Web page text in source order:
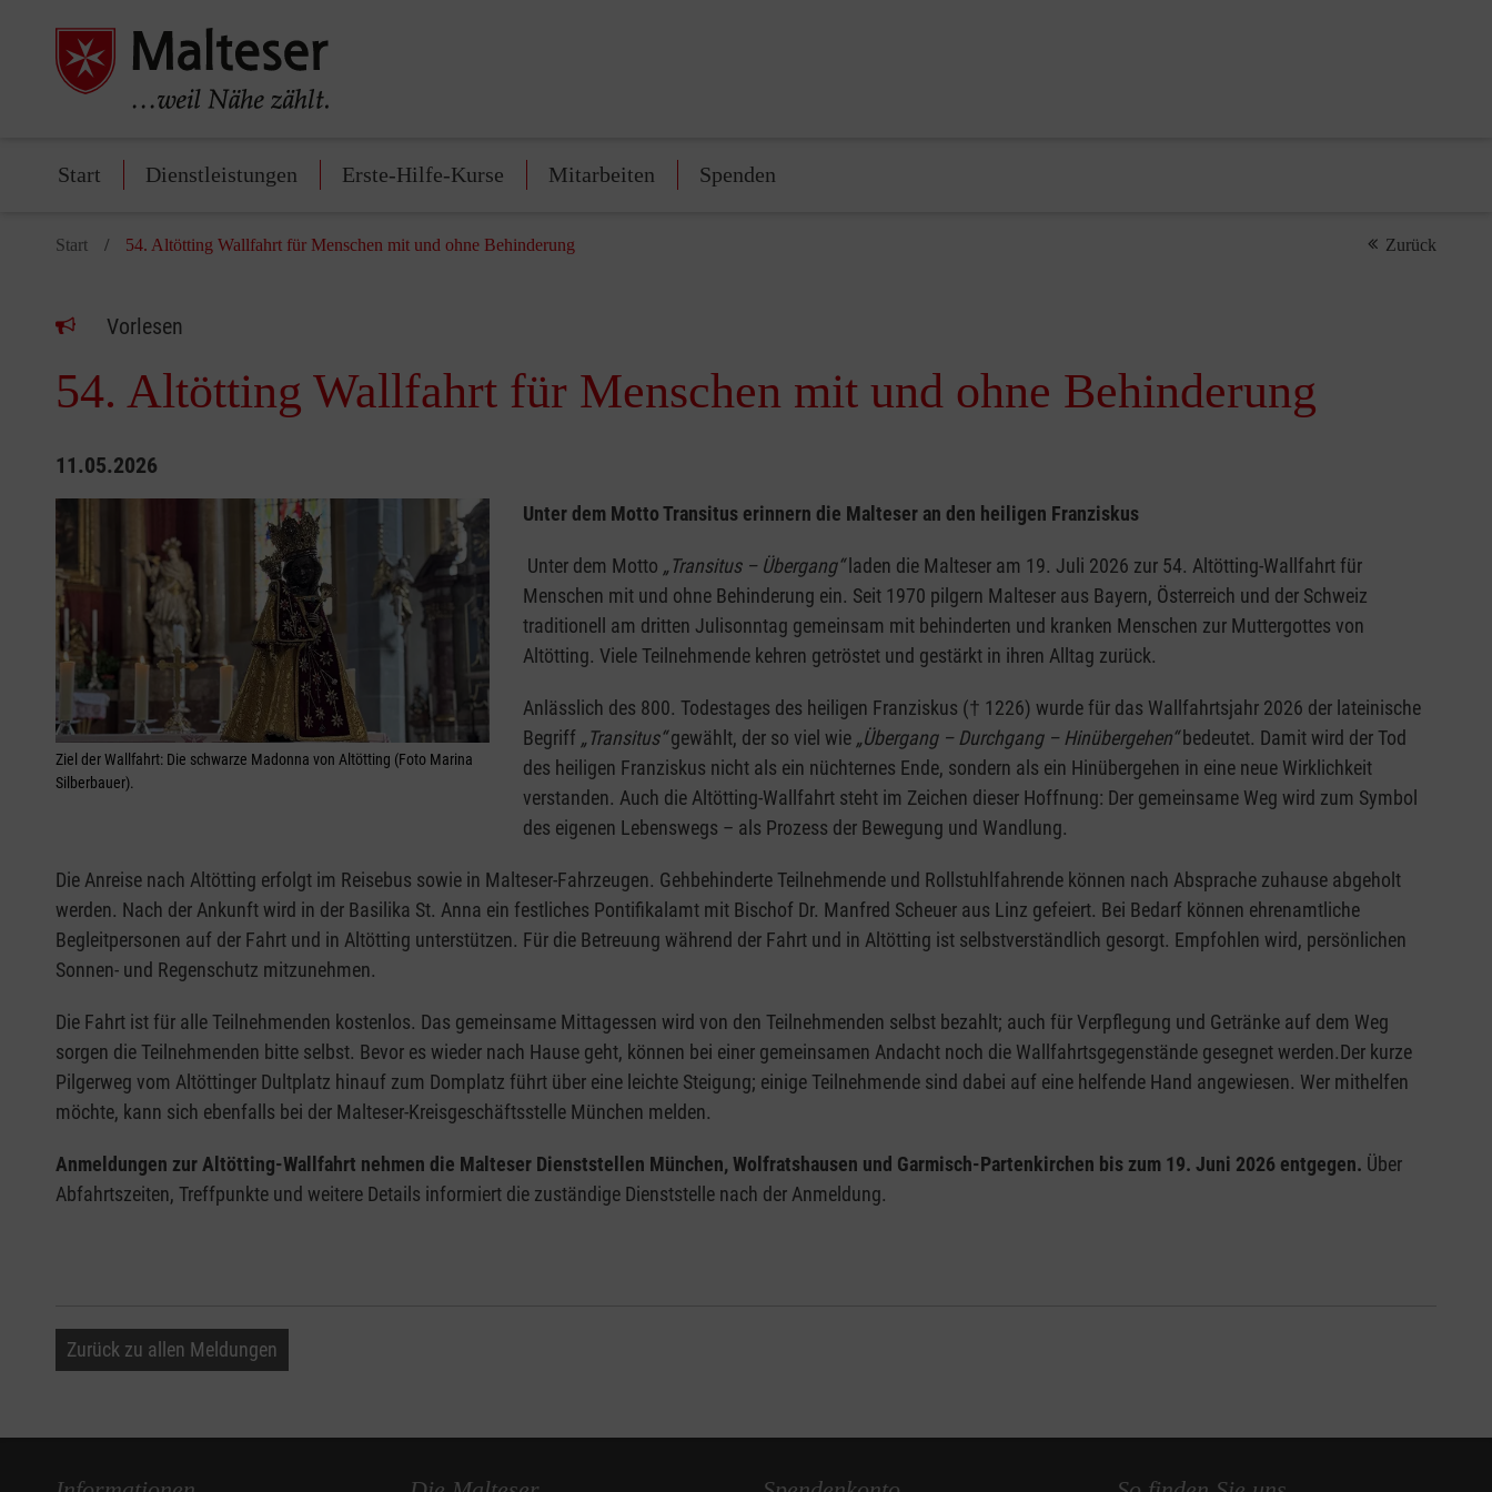
Start Dienstleistungen Erste-Hilfe-Kurse Mitarbeiten Spenden
Start 54. Altötting Wallfahrt für Menschen mit und ohne Behinderung Zurück
Vorlesen
54. Altötting Wallfahrt für Menschen mit und ohne Behinderung
11.05.2026
Ziel der Wallfahrt: Die schwarze Madonna von Altötting (Foto Marina
Silberbauer).
Unter dem Motto Transitus erinnern die Malteser an den heiligen Franziskus
Unter dem Motto „Transitus – Übergang“laden die Malteser am 19. Juli 2026 zur 54. Altötting-Wallfahrt für
Menschen mit und ohne Behinderung ein. Seit 1970 pilgern Malteser aus Bayern, Österreich und der Schweiz
traditionell am dritten Julisonntag gemeinsam mit behinderten und kranken Menschen zur Muttergottes von
Altötting. Viele Teilnehmende kehren getröstet und gestärkt in ihren Alltag zurück.
Anlässlich des 800. Todestages des heiligen Franziskus († 1226) wurde für das Wallfahrtsjahr 2026 der lateinische
Begriff „Transitus“gewählt, der so viel wie „Übergang – Durchgang – Hinübergehen“bedeutet. Damit wird der Tod
des heiligen Franziskus nicht als ein nüchternes Ende, sondern als ein Hinübergehen in eine neue Wirklichkeit
verstanden. Auch die Altötting-Wallfahrt steht im Zeichen dieser Hoffnung: Der gemeinsame Weg wird zum Symbol
des eigenen Lebenswegs – als Prozess der Bewegung und Wandlung.
Die Anreise nach Altötting erfolgt im Reisebus sowie in Malteser-Fahrzeugen. Gehbehinderte Teilnehmende und Rollstuhlfahrende können nach Absprache zuhause abgeholt
werden. Nach der Ankunft wird in der Basilika St. Anna ein festliches Pontifikalamt mit Bischof Dr. Manfred Scheuer aus Linz gefeiert. Bei Bedarf können ehrenamtliche
Begleitpersonen auf der Fahrt und in Altötting unterstützen. Für die Betreuung während der Fahrt und in Altötting ist selbstverständlich gesorgt. Empfohlen wird, persönlichen
Sonnen- und Regenschutz mitzunehmen.
Die Fahrt ist für alle Teilnehmenden kostenlos. Das gemeinsame Mittagessen wird von den Teilnehmenden selbst bezahlt; auch für Verpflegung und Getränke auf dem Weg
sorgen die Teilnehmenden bitte selbst. Bevor es wieder nach Hause geht, können bei einer gemeinsamen Andacht noch die Wallfahrtsgegenstände gesegnet werden.Der kurze
Pilgerweg vom Altöttinger Dultplatz hinauf zum Domplatz führt über eine leichte Steigung; einige Teilnehmende sind dabei auf eine helfende Hand angewiesen. Wer mithelfen
möchte, kann sich ebenfalls bei der Malteser-Kreisgeschäftsstelle München melden.
Anmeldungen zur Altötting-Wallfahrt nehmen die Malteser Dienststellen München, Wolfratshausen und Garmisch-Partenkirchen bis zum 19. Juni 2026 entgegen. Über
Abfahrtszeiten, Treffpunkte und weitere Details informiert die zuständige Dienststelle nach der Anmeldung.
Zurück zu allen Meldungen